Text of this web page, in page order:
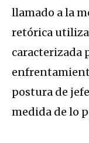
llamado a la
retórica
caracterizada
postura de
medida de lo